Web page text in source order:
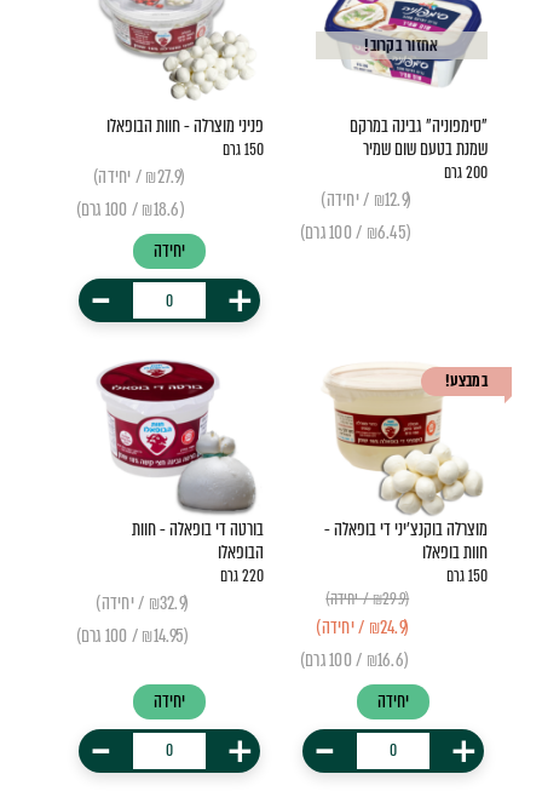
אחזור בקרוב!
"סימפוניה" גבינה במרקם
שמנת בטעם שום שמיר
200 גרם
(₪12.9 / יחידה)
(₪6.45 / 100 גרם)
פניני מוצרלה - חוות הבופאלו
150 גרם
(₪27.9 / יחידה)
(₪18.6 / 100 גרם)
יחידה
+
-
במבצע!
מוצרלה בוקנצ'יני די בופאלה -
חוות בופאלו
150 גרם
(₪29.9 / יחידה)
(₪24.9 / יחידה)
(₪16.6 / 100 גרם)
יחידה
+
-
בורטה די בופאלה - חוות
הבופאלו
220 גרם
(₪32.9 / יחידה)
(₪14.95 / 100 גרם)
יחידה
+
-